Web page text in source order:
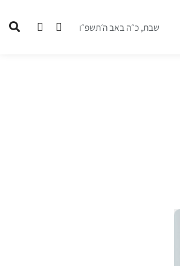
שבת, כ״ה באב ה׳תשפ״ו